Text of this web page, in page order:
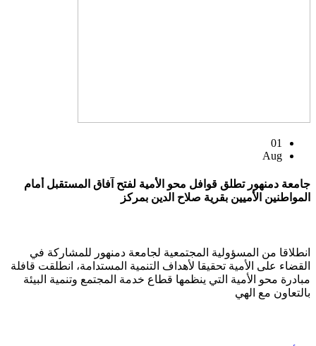
01
Aug
جامعة دمنهور تطلق قوافل محو الأمية لفتح آفاق المستقبل أمام
المواطنين الأميين بقرية صلاح الدين بمركز
انطلاقا من المسؤولية المجتمعية لجامعة دمنهور للمشاركة في
القضاء على الأمية تحقيقا لأهداف التنمية المستدامة، انطلقت قافلة
مبادرة محو الأمية التي ينظمها قطاع خدمة المجتمع وتنمية البيئة
بالتعاون مع الهي